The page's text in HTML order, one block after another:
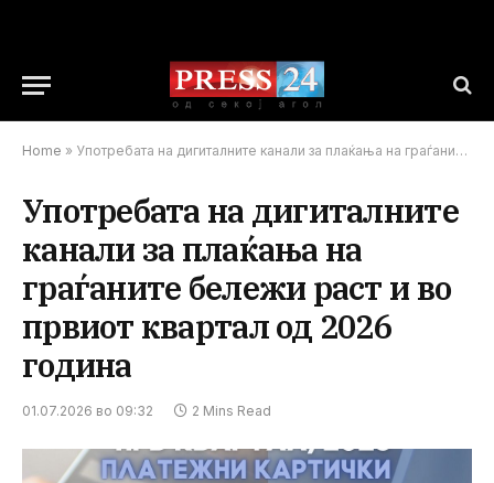
Home » Употребата на дигиталните канали за плаќања на граѓаните бележи раст и во првиот квартал од 2026 година
Употребата на дигиталните
канали за плаќања на
граѓаните бележи раст и во
првиот квартал од 2026
година
01.07.2026 во 09:32 2 Mins Read